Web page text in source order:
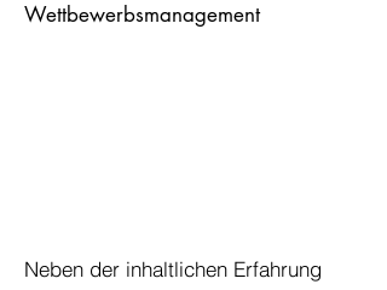
Wettbewerbsmanagement
Neben der inhaltlichen Erfahrung